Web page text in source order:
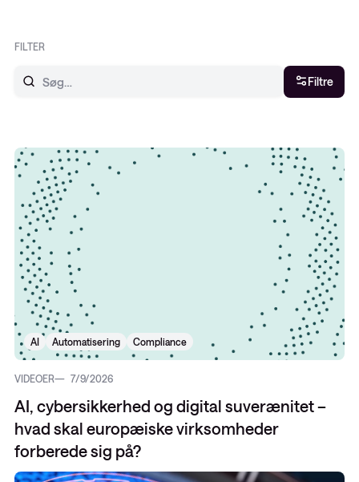
FILTER
Filtre
AI Automatisering Compliance
VIDEOER 7/9/2026
AI, cybersikkerhed og digital suverænitet –
hvad skal europæiske virksomheder
forberede sig på?